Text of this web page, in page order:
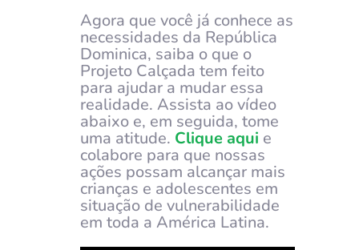
Agora que você já conhece as
necessidades da República
Dominica, saiba o que o
Projeto Calçada tem feito
para ajudar a mudar essa
realidade. Assista ao vídeo
abaixo e, em seguida, tome
uma atitude. Clique aqui e
colabore para que nossas
ações possam alcançar mais
crianças e adolescentes em
situação de vulnerabilidade
em toda a América Latina.